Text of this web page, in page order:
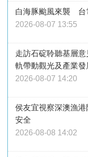
白海豚颱風來襲 台
2026-08-07 13:55
走訪石碇聆聽基層
軌帶動觀光及產業發
2026-08-07 14:20
侯友宜視察深澳漁
安全
2026-08-08 14:02